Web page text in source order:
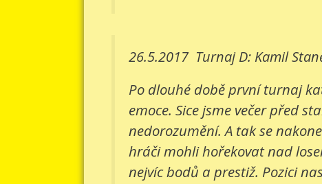
26.5.2017 Turnaj D: Kamil
Po dlouhé době první turnaj
emoce. Sice jsme večer před
nedorozumění. A tak se
hráči mohli hořekovat nad
nejvíc bodů a prestiž. Pozici